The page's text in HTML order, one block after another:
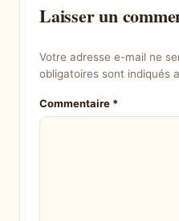
Laisser un
Votre adresse e-mail ne
obligatoires sont indiqués
Commentaire *